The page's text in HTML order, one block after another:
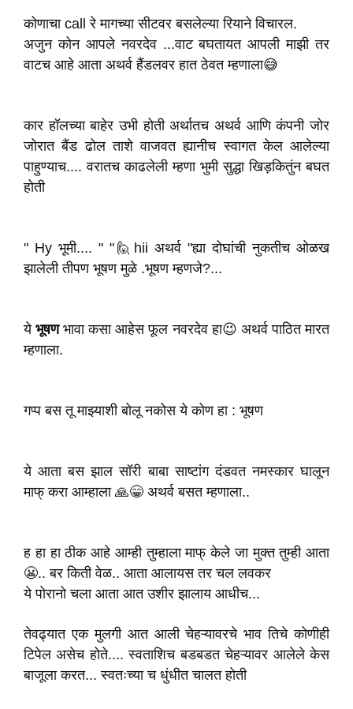
कोणाचा call रे मागच्या सीटवर बसलेल्या रियाने विचारल.
अजुन कोन आपले नवरदेव ...वाट बघतायत आपली माझी तर
वाटच आहे आता अथर्व हैंडलवर हात ठेवत म्हणाला😅
कार हॉलच्या बाहेर उभी होती अर्थातच अथर्व आणि कंपनी जोर
जोरात बैंड ढोल ताशे वाजवत ह्यानीच स्वागत केल आलेल्या
पाहुण्याच.... वरातच काढलेली म्हणा भुमी सुद्धा खिड़कितुंन बघत
होती
" Hy भूमी.... " "🙋hii अथर्व "ह्या दोघांची नुकतीच ओळख
झालेली तीपण भूषण मुळे .भूषण म्हणजे?...
येभूषणभावा कसा आहेस फूल नवरदेव हा😉 अथर्व पाठित मारत
म्हणाला.
गप्प बस तू माझ्याशी बोलू नकोस ये कोण हा : भूषण
ये आता बस झाल सॉरी बाबा साष्टांग दंडवत नमस्कार घालून
माफ् करा आम्हाला 🙏😁 अथर्व बसत म्हणाला..
ह हा हा ठीक आहे आम्ही तुम्हाला माफ् केले जा मुक्त तुम्ही आता
😬.. बर किती वेळ.. आता आलायस तर चल लवकर
ये पोरानो चला आता आत उशीर झालाय आधीच...
तेवढ्यात एक मुलगी आत आली चेहऱ्यावरचे भाव तिचे कोणीही
टिपेल असेच होते.... स्वताशिच बडबडत चेहऱ्यावर आलेले केस
बाजूला करत... स्वतःच्या च धुंधीत चालत होती